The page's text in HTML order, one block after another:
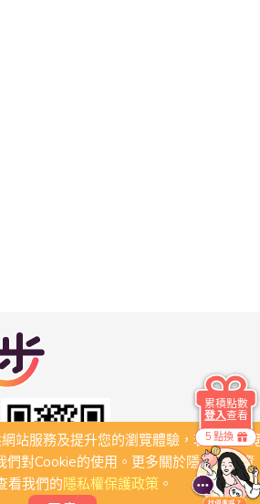
站服務及提升您的瀏覽體驗，若繼續瀏
們對Cookie的使用。更多關於隱私保護資
看我們的隱私權保護政策。
5 點換
累積點數
登入查看